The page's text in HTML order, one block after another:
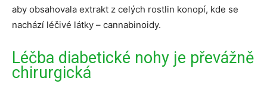
aby obsahovala extrakt z celých rostlin konopí, kde se
nachází léčivé látky – cannabinoidy.
Léčba diabetické nohy je převážně
chirurgická